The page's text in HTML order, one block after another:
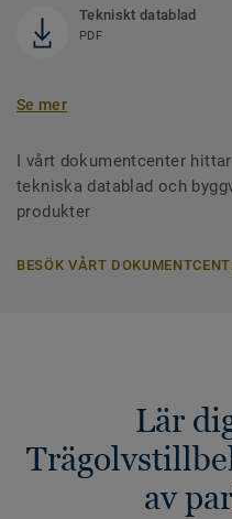
Tekniskt datablad
PDF
Se mer
I vårt dokumentcenter
tekniska datablad och
produkter
BESÖK VÅRT
Lär
av